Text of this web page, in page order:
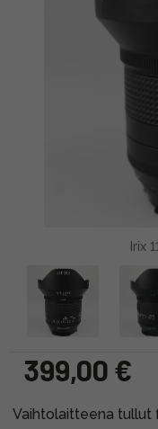
Irix
399,00 €
Vaihtolaitteena tullut